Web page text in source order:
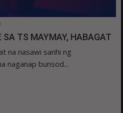
SA TS MAYMAY, HABAGAT
na nasawi sanhi ng
naganap bunsod...